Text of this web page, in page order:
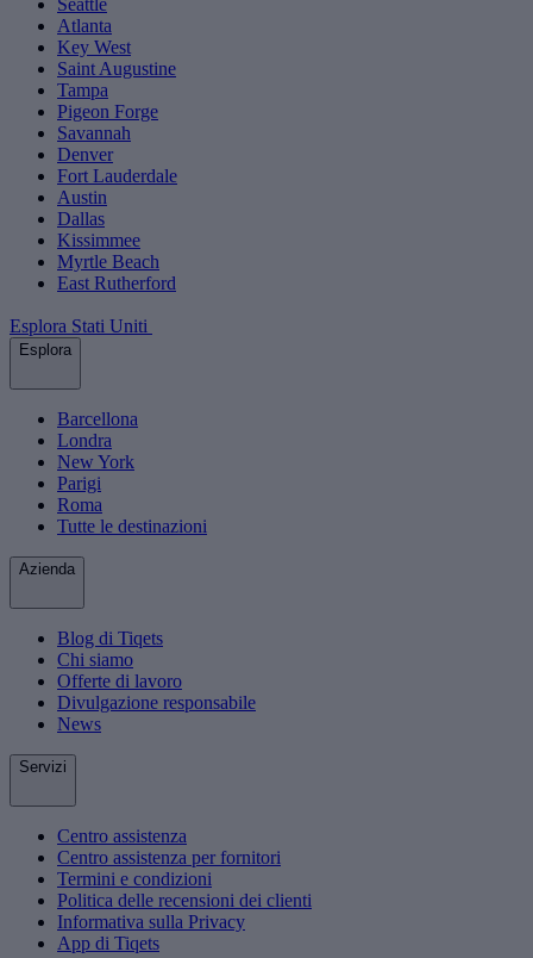
Seattle
Atlanta
Key West
Saint Augustine
Tampa
Pigeon Forge
Savannah
Denver
Fort Lauderdale
Austin
Dallas
Kissimmee
Myrtle Beach
East Rutherford
Esplora Stati Uniti
Esplora
Barcellona
Londra
New York
Parigi
Roma
Tutte le destinazioni
Azienda
Blog di Tiqets
Chi siamo
Offerte di lavoro
Divulgazione responsabile
News
Servizi
Centro assistenza
Centro assistenza per fornitori
Termini e condizioni
Politica delle recensioni dei clienti
Informativa sulla Privacy
App di Tiqets